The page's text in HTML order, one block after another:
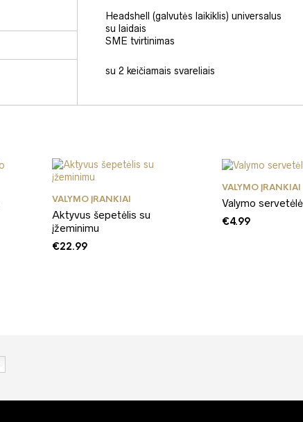
Headshell (galvutės laikiklis) universalus
su laidais
SME tvirtinimas
su 2 keičiamais svareliais
VALYMO ĮRANKIAI
Aktyvus šepetėlis su
įžeminimu
€22.99
VALYMO ĮRANKIAI
Valymo servetėlė
€4.99